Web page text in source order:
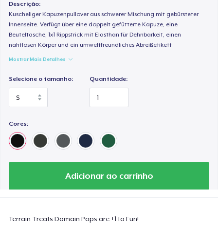
Descrição:
Kuscheliger Kapuzenpullover aus schwerer Mischung mit gebürsteter
Innenseite. Verfügt über eine doppelt gefütterte Kapuze, eine
Beuteltasche, 1x1 Rippstrick mit Elasthan für Dehnbarkeit, einen
nahtlosen Körper und ein umweltfreundliches Abreißetikett
Mostrar Mais Detalhes
Selecione o tamanho: Quantidade:
Cores:
Adicionar ao carrinho
Terrain Treats Domain Pops are +1 to Fun!